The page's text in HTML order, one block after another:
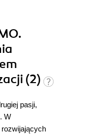
(2)
pasji,
W